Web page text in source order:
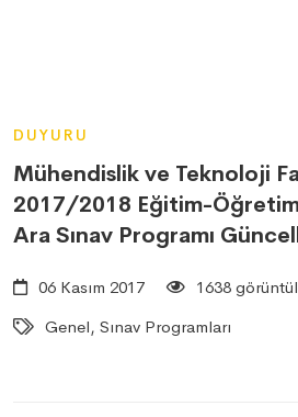
DUYURU
Mühendislik ve Teknoloji
2017/2018 Eğitim-Öğretim
Ara Sınav Programı
06 Kasım 2017
1638
Genel, Sınav Programları